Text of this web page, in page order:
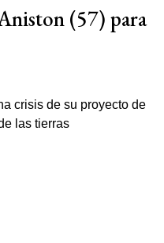
(57) para